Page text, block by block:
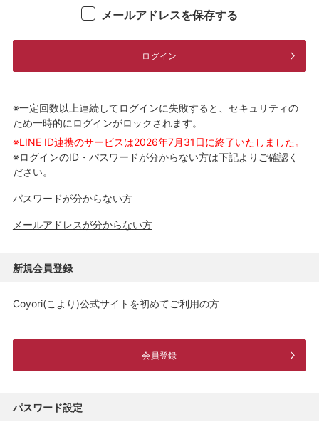
メールアドレスを保存する
ログイン
※一定回数以上連続してログインに失敗すると、セキュリティの
ため一時的にログインがロックされます。
※LINE ID連携のサービスは2026年7月31日に終了いたしました。
※ログインのID・パスワードが分からない方は下記よりご確認く
ださい。
パスワードが分からない方
メールアドレスが分からない方
新規会員登録
Coyori(こより)公式サイトを初めてご利用の方
会員登録
パスワード設定